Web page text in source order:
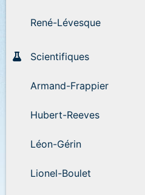
René-Lévesque
Scientifiques
Armand-Frappier
Hubert-Reeves
Léon-Gérin
Lionel-Boulet